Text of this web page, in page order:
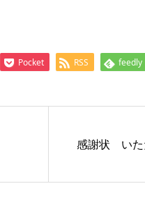
Pocket RSS feedly
感謝状 いた